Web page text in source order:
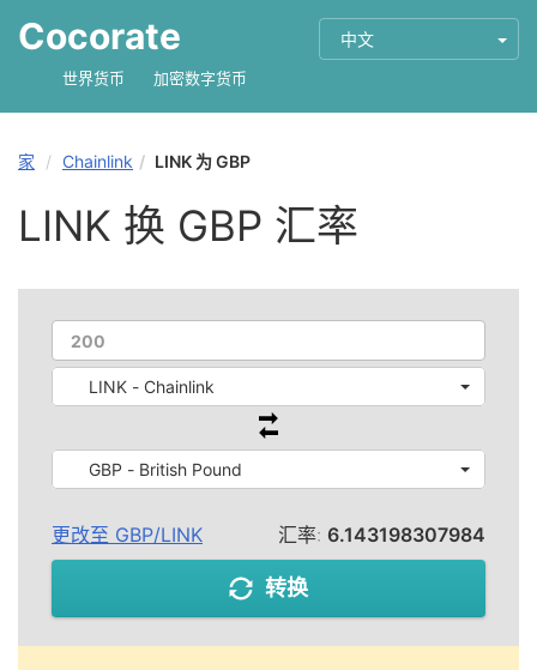
Cocorate 中文
世界货币 加密数字货币
家 Chainlink LINK 为 GBP
LINK 换 GBP 汇率
LINK - Chainlink
GBP - British Pound
更改至 GBP/LINK 汇率: 6.143198307984
转换